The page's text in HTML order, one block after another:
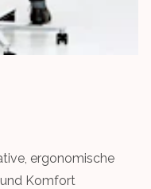
ergonomische
Komfort